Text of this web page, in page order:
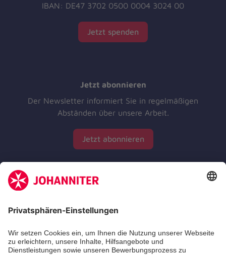
IBAN: DE47 3702 0500 0004 3024 00
Jetzt spenden
Jetzt abonnieren
Der Newsletter informiert Sie in regelmäßigen
Abständen über unsere Arbeit.
Jetzt abonnieren
Zertifizierung der Johanniter-Unfall-Hilfe e.V.